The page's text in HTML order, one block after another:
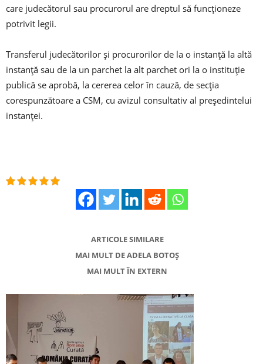
care judecătorul sau procurorul are dreptul să funcționeze
potrivit legii.
Transferul judecătorilor și procurorilor de la o instanţă la altă
instanţă sau de la un parchet la alt parchet ori la o instituție
publică se aprobă, la cererea celor în cauză, de secția
corespunzătoare a CSM, cu avizul consultativ al președintelui
instanței.
ARTICOLE SIMILARE
MAI MULT DE ADELA BOTOȘ
MAI MULT ÎN EXTERN